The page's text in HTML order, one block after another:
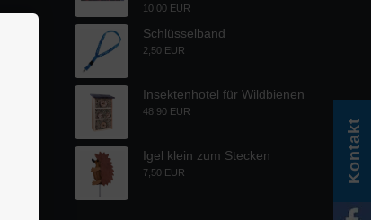
Kontakt
10,00 EUR
Schlüsselband
2,50 EUR
Insektenhotel für Wildbienen
48,90 EUR
Igel klein zum Stecken
7,50 EUR